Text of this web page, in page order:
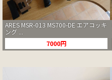
ARES MSR-013 MS700-DE エアコッキ
ング ...
7000円